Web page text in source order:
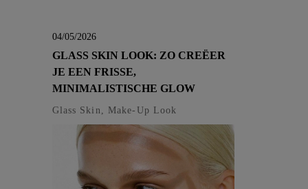
04/05/2026
GLASS SKIN LOOK: ZO CREËER
JE EEN FRISSE,
MINIMALISTISCHE GLOW
Glass Skin, Make-Up Look